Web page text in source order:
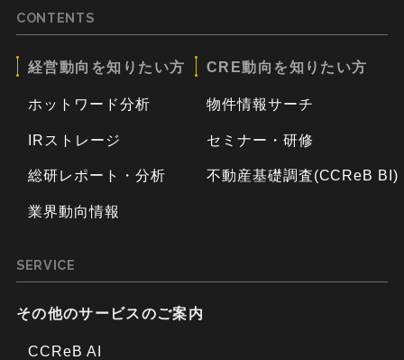
CONTENTS
経営動向を知りたい方
ホットワード分析
IRストレージ
総研レポート・分析
業界動向情報
CRE動向を知りたい方
物件情報サーチ
セミナー・研修
不動産基礎調査(CCReB BI)
SERVICE
その他のサービスのご案内
CCReB AI